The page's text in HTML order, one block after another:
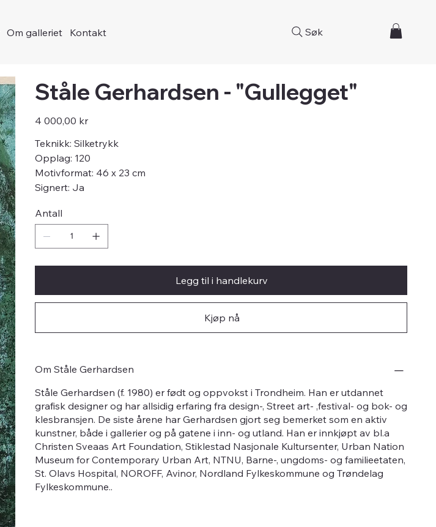
Om galleriet Kontakt Søk
Ståle Gerhardsen - "Gullegget"
Pris
4 000,00 kr
Teknikk: Silketrykk
Opplag: 120
Motivformat: 46 x 23 cm
Signert: Ja
Antall
Legg til i handlekurv
Kjøp nå
Om Ståle Gerhardsen
Ståle Gerhardsen (f. 1980) er født og oppvokst i Trondheim. Han er utdannet
grafisk designer og har allsidig erfaring fra design-, Street art- ,festival- og bok- og
klesbransjen. De siste årene har Gerhardsen gjort seg bemerket som en aktiv
kunstner, både i gallerier og på gatene i inn- og utland. Han er innkjøpt av bl.a
Christen Sveaas Art Foundation, Stiklestad Nasjonale Kultursenter, Urban Nation
Museum for Contemporary Urban Art, NTNU, Barne-, ungdoms- og familieetaten,
St. Olavs Hospital, NOROFF, Avinor, Nordland Fylkeskommune og Trøndelag
Fylkeskommune..